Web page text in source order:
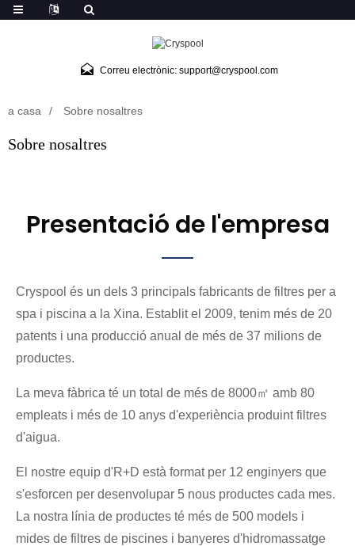
Correu electrònic: support@cryspool.com
a casa Sobre nosaltres
Sobre nosaltres
Presentació de l'empresa
Cryspool és un dels 3 principals fabricants de filtres per a
spa i piscina a la Xina. Establit el 2009, tenim més de 20
patents i una producció anual de més de 37 milions de
productes.
La meva fàbrica té un total de més de 8000㎡ amb 80
empleats i més de 10 anys d'experiència produint filtres
d'aigua.
El nostre equip d'R+D està format per 12 enginyers que
s'esforcen per desenvolupar 5 nous productes cada mes.
La nostra línia de productes té més de 500 models i
mides de filtres de piscines i banyeres d'hidromassatge